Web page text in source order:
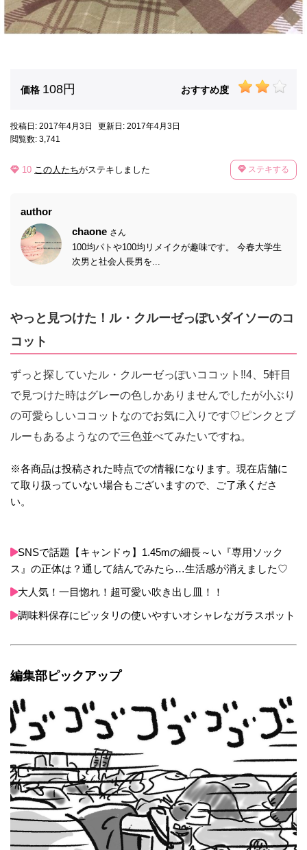
価格 108円 おすすめ度
投稿日: 2017年4月3日
更新日: 2017年4月3日
閲覧数: 3,741
10 この人たちがステキしました ステキする
author
chaone さん
100均パトや100均リメイクが趣味です。 今春大学生
次男と社会人長男を...
やっと見つけた！ル・クルーゼっぽいダイソーのコ
コット
ずっと探していたル・クルーゼっぽいココット‼︎4、5軒目
で見つけた時はグレーの色しかありませんでしたが小ぶり
の可愛らしいココットなのでお気に入りです♡ピンクとブ
ルーもあるようなので三色並べてみたいですね。
※各商品は投稿された時点での情報になります。現在店舗に
て取り扱っていない場合もございますので、ご了承くださ
い。
SNSで話題【キャンドゥ】1.45mの細長～い『専用ソック
ス』の正体は？通して結んでみたら…生活感が消えました♡
大人気！一目惚れ！超可愛い吹き出し皿！！
調味料保存にピッタリの使いやすいオシャレなガラスポット
編集部ピックアップ